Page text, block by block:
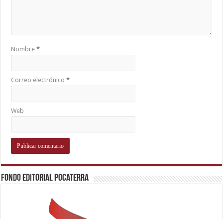
Nombre*
Correo electrónico*
Web
Fondo Editorial Pocaterra